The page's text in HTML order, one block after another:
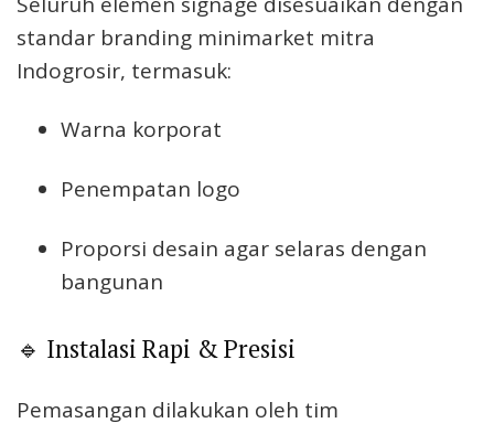
standar branding minimarket mitra
Indogrosir, termasuk:
Warna korporat
Penempatan logo
Proporsi desain agar selaras dengan
bangunan
🔹 Instalasi Rapi & Presisi
Pemasangan dilakukan oleh tim